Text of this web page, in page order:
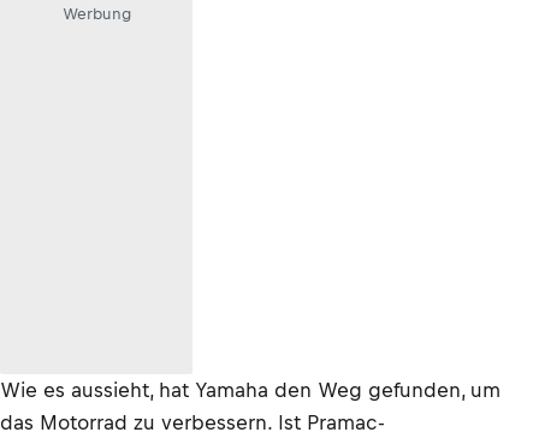
Werbung
Wie es aussieht, hat Yamaha den Weg gefunden, um
das Motorrad zu verbessern. Ist Pramac-